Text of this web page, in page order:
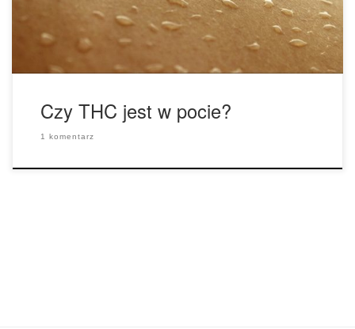
Czy THC jest w pocie?
1 komentarz